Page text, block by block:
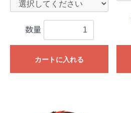
数量
カートに入れる